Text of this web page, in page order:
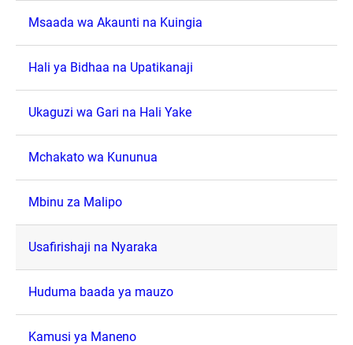
Msaada wa Akaunti na Kuingia
Hali ya Bidhaa na Upatikanaji
Ukaguzi wa Gari na Hali Yake
Mchakato wa Kununua
Mbinu za Malipo
Usafirishaji na Nyaraka
Huduma baada ya mauzo
Kamusi ya Maneno